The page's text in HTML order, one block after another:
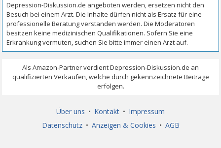
Über uns • Kontakt • Impressum
Datenschutz • Anzeigen & Cookies • AGB